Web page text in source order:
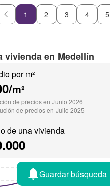
por cable
Zonas verdes
amoblado
1 2 3 4 5
vivienda en Medellín
por m²
m²
de precios en Junio 2026
de precios en Julio 2025
de una vivienda
Guardar búsqueda